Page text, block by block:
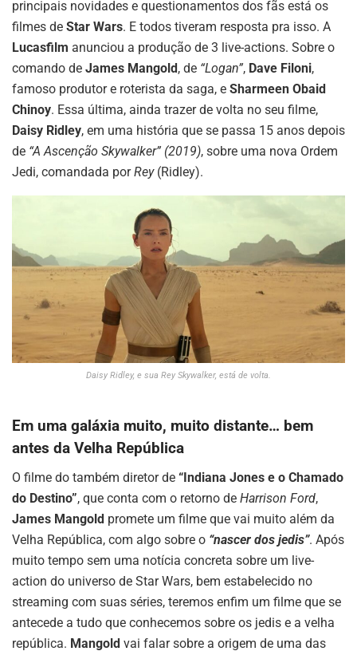
principais novidades e questionamentos dos fãs está os
filmes de Star Wars. E todos tiveram resposta pra isso. A
Lucasfilm anunciou a produção de 3 live-actions. Sobre o
comando de James Mangold, de “Logan”, Dave Filoni,
famoso produtor e roterista da saga, e Sharmeen Obaid
Chinoy. Essa última, ainda trazer de volta no seu filme,
Daisy Ridley, em uma história que se passa 15 anos depois
de “A Ascenção Skywalker” (2019), sobre uma nova Ordem
Jedi, comandada porRey(Ridley).
Daisy Ridley, e sua Rey Skywalker, está de volta.
Em uma galáxia muito, muito distante… bem
antes da Velha República
O filme do também diretor de “Indiana Jones e o Chamado
do Destino”, que conta com o retorno de Harrison Ford,
James Mangold promete um filme que vai muito além da
Velha República, com algo sobre o “nascer dos jedis”. Após
muito tempo sem uma notícia concreta sobre um live-
action do universo de Star Wars, bem estabelecido no
streaming com suas séries, teremos enfim um filme que se
antecede a tudo que conhecemos sobre os jedis e a velha
república. Mangold vai falar sobre a origem de uma das